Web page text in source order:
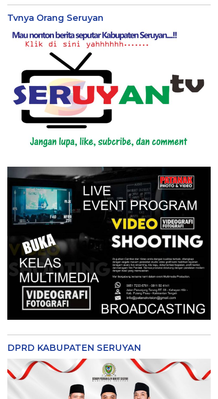
Tvnya Orang Seruyan
DPRD KABUPATEN SERUYAN